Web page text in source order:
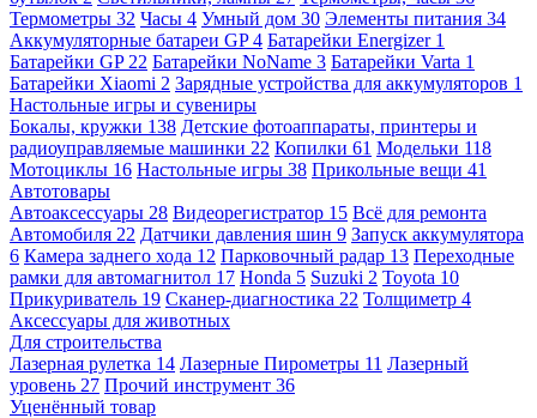
Термометры 32 Часы 4 Умный дом 30 Элементы питания 34
Аккумуляторные батареи GP4 Батарейки Energizer 1
Батарейки GP 22 Батарейки NoName 3 Батарейки Varta 1
Батарейки Xiaomi 2 Зарядные устройства для аккумуляторов 1
Настольные игры и сувениры
Бокалы, кружки 138 Детские фотоаппараты, принтеры и
радиоуправляемые машинки 22 Копилки 61 Модельки 118
Мотоциклы 16 Настольные игры 38 Прикольные вещи 41
Автотовары
Автоаксессуары 28 Видеорегистратор 15 Всё для ремонта
Автомобиля 22 Датчики давления шин 9 Запуск аккумулятора
6 Камера заднего хода 12 Парковочный радар 13 Переходные
рамки для автомагнитол 17 Honda 5 Suzuki 2 Toyota 10
Прикуриватель 19 Сканер-диагностика 22 Толщиметр 4
Аксессуары для животных
Для строительства
Лазерная рулетка 14 Лазерные Пирометры 11 Лазерный
уровень 27 Прочий инструмент 36
Уценённый товар